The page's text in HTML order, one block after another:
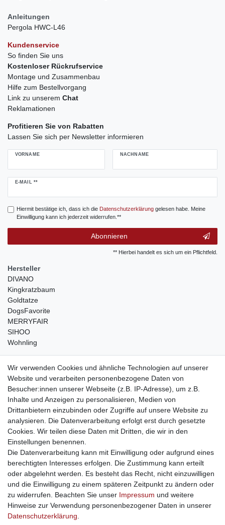
Anleitungen
Pergola HWC-L46
Kundenservice
So finden Sie uns
Kostenloser Rückrufservice
Montage und Zusammenbau
Hilfe zum Bestellvorgang
Link zu unserem Chat
Reklamationen
Profitieren Sie von Rabatten
Lassen Sie sich per Newsletter informieren
VORNAME NACHNAME
E-MAIL **
Newsletter
Hiermit bestätige ich, dass ich die Daten­schutz­erklärunggelesen habe. Meine
Einwilligung kann ich jederzeit widerrufen.**
Abonnieren
** Hierbei handelt es sich um ein Pflichtfeld.
Hersteller
DIVANO
Kingkratzbaum
Goldtatze
DogsFavorite
MERRYFAIR
SIHOO
Wohnling
weitere Shops
traumlampen- Lampen und Kronleuchter
kinderwagencenter- Exklusive und günstige Kinderwagen
gastrogeraete24- alles für Gastronomie und Imbiss
soziale Medien
Facebook
sicher einkaufen
Sichere Bestellung und Zahlung via SSL Verschlüsselung
Wir verwenden Cookies und ähnliche Technologien auf unserer
Website und verarbeiten personenbezogene Daten von
Besucher:innen unserer Webseite (z.B. IP-Adresse), um z.B.
Inhalte und Anzeigen zu personalisieren, Medien von
Drittanbietern einzubinden oder Zugriffe auf unsere Website zu
analysieren. Die Datenverarbeitung erfolgt erst durch gesetzte
Cookies. Wir teilen diese Daten mit Dritten, die wir in den
Einstellungen benennen.
Die Datenverarbeitung kann mit Einwilligung oder aufgrund eines
berechtigten Interesses erfolgen. Die Zustimmung kann erteilt
oder abgelehnt werden. Es besteht das Recht, nicht einzuwilligen
und die Einwilligung zu einem späteren Zeitpunkt zu ändern oder
zu widerrufen. Beachten Sie unser Impressum und weitere
Hinweise zur Verwendung personenbezogener Daten in unserer
Daten­schutz­erklärung